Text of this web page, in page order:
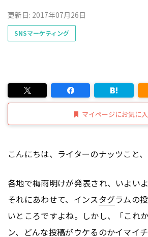
更新日: 2017年07月26日
SNSマーケティング
マイページにお気に
こんにちは、ライターのナッツこと、
各地で梅雨明けが発表され、いよい
それにあわせて、インスタグラムの
いところですよね。しかし、「これ
ン、どんな投稿がウケるのかイマイ